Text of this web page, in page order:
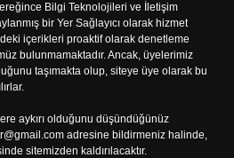
Bilgi Teknolojileri ve İletişim
bir Yer Sağlayıcı olarak hizmet
içerikleri proaktif olarak denetleme
bulunmamaktadır. Ancak, üyelerimiz
taşımakta olup, siteye üye olarak bu
aykırı olduğunu düşündüğünüz
adresine bildirmeniz halinde,
sitemizden kaldırılacaktır.